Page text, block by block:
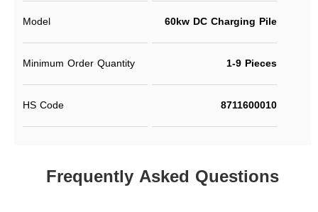
Model 60kw DC Charging Pile
Minimum Order Quantity 1-9 Pieces
HS Code 8711600010
Frequently Asked Questions